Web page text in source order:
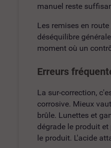
manuel reste
Les remises en
déséquilibre
moment où un
Erreurs
La sur-correction,
corrosive. Mieux
brûle. Lunettes et
dégrade le produit
le produit. L'acide